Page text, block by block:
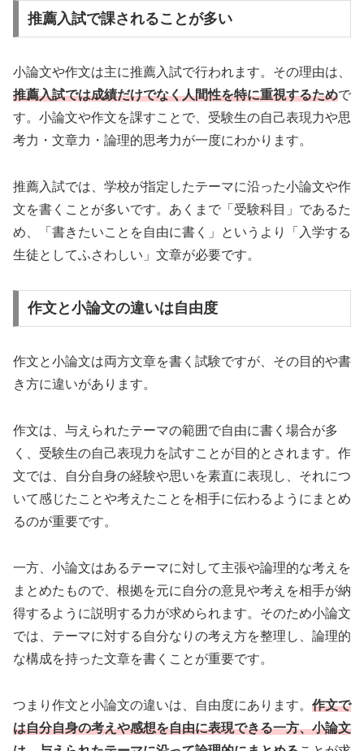
推薦入試で課されることが多い
小論文や作文は主に推薦入試で行われます。その理由は、
推薦入試では成績だけでなく人間性を特に重視するためで
す。小論文や作文を課すことで、受験生の自己表現力や思
考力・文章力・論理的思考力が一度にわかります。
推薦入試では、学校が指定したテーマに沿った小論文や作
文を書くことが多いです。あくまで「受験科目」であるた
め、「書きたいことを自由に書く」というより「入学する
生徒としてふさわしい」文章が必要です。
作文と小論文の違いは自由度
作文と小論文は両方文章を書く試験ですが、その目的や書
き方に違いがあります。
作文は、与えられたテーマの範囲で自由に書く場合が多
く、受験生の自己表現力を試すことが目的とされます。作
文では、自分自身の経験や思いを素直に表現し、それにつ
いて感じたことや考えたことを相手に伝わるようにまとめ
るのが重要です。
一方、小論文はあるテーマに対して主張や論理的な考えを
まとめたもので、根拠を元に自分の意見や考えを相手が納
得するように説明する力が求められます。そのため小論文
では、テーマに対する自分なりの考え方を整理し、論理的
な構成を持った文章を書くことが重要です。
つまり作文と小論文の違いは、自由度にあります。 作文で
は自分自身の考えや感想を自由に表現できる一方、小論文